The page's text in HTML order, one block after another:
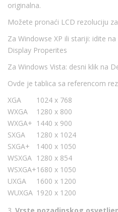
originalna.
Možete pronaći LCD rezoluciju
Za Windowse XP ili stariji: idite
Display Properites
Za Windows Vista: desni klik na
Ovde je tablica sa referencom
XGA
1024 x 768
WXGA
1280 x 800
WXGA+ 1440 x 900
SXGA
1280 x 1024
SXGA+
1400 x 1050
WSXGA 1280 x 854
WSXGA+1680 x 1050
UXGA
1600 x 1200
WUXGA 1920 x 1200